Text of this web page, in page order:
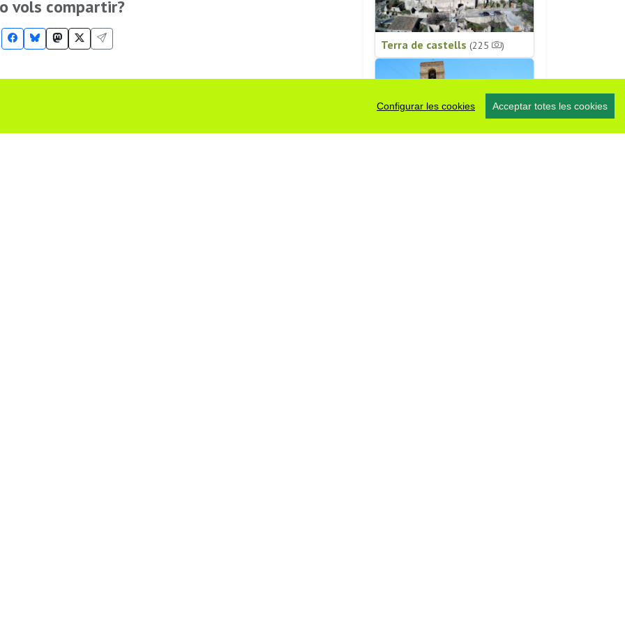
Configurar les cookies Acceptar totes les cookies
vols compartir?
Terra de castells (225 )